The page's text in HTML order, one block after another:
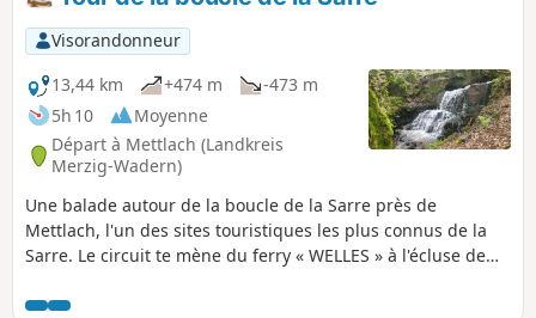
Saargau.
Visorandonneur
13,44 km
+474 m
-473 m
5h 10
Moyenne
Départ à Mettlach (Landkreis
Merzig-Wadern)
Une balade autour de la boucle de la Sarre près de
Mettlach, l'un des sites touristiques les plus connus de la
Sarre. Le circuit te mène du ferry « WELLES » à l'écluse de
ton point de départ.